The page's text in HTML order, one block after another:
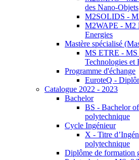
des Nano-Objets
M2SOLIDS -
M2WAPE - M2
Energies
Mastère spécialisé
MS ETRE - MS
Technologies et
Programme d'échange
EuroteQ -
Catalogue 2022 - 2023
Bachelor
BS - Bachelor
polytechnique
Cycle Ingénieur
X - Titre
polytechnique
Diplôme de formation